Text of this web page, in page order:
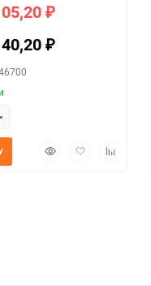
₽
₽
БыстрыйДобавитьДобавить